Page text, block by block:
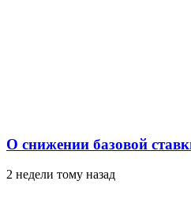
О снижении базовой
2 недели тому назад